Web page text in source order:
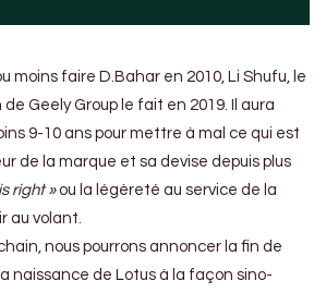
moins faire D.Bahar en 2010, Li Shufu, le
Geely Group le fait en 2019. Il aura
9-10 ans pour mettre à mal ce qui est
de la marque et sa devise depuis plus
right »ou la légèreté au service de la
au volant.
nous pourrons annoncer la fin de
naissance de Lotus à la façon sino-